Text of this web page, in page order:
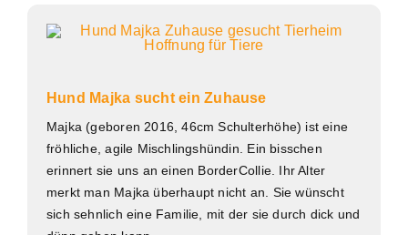
Hund Majka sucht ein Zuhause
Majka (geboren 2016, 46cm Schulterhöhe) ist eine
fröhliche, agile Mischlingshündin. Ein bisschen
erinnert sie uns an einen BorderCollie. Ihr Alter
merkt man Majka überhaupt nicht an. Sie wünscht
sich sehnlich eine Familie, mit der sie durch dick und